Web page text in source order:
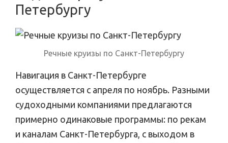
Петербургу
Речные круизы по Санкт-Петербургу
Навигация в Санкт-Петербурге
осуществляется с апреля по ноябрь. Разными
судоходными компаниями предлагаются
примерно одинаковые программы: по рекам
и каналам Санкт-Петербурга, с выходом в